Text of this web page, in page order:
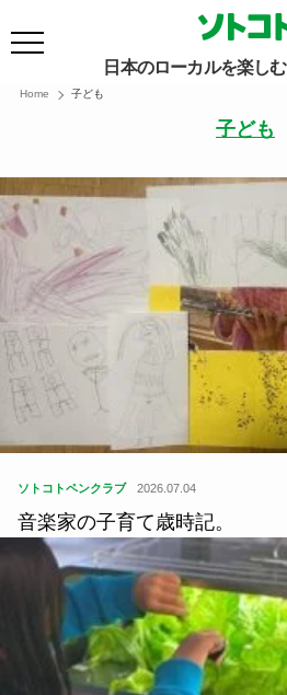
日本のローカルを楽し
Home 子ども
子ども
ソトコトペンクラブ 2026.07.04
音楽家の子育て歳時記。